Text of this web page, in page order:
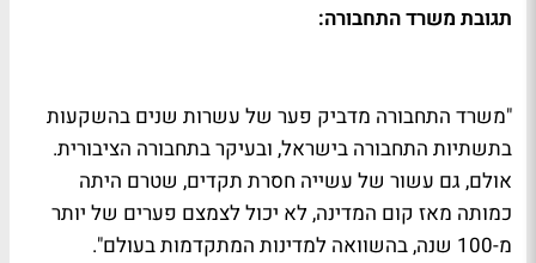
תגובת משרד התחבורה:
"משרד התחבורה מדביק פער של עשרות שנים בהשקעות
בתשתיות התחבורה בישראל, ובעיקר בתחבורה הציבורית.
אולם, גם עשור של עשייה חסרת תקדים, שטרם היתה
כמותה מאז קום המדינה, לא יכול לצמצם פערים של יותר
מ-100 שנה, בהשוואה למדינות המתקדמות בעולם".